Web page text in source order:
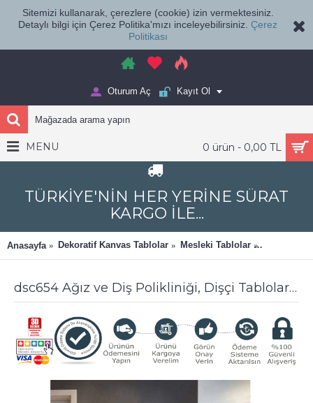
Sitemizi kullanarak, çerezlere (cookie) izin vermektesiniz.
Detaylı bilgi için Çerez Politika'mızı inceleyebilirsiniz. Çerez
Politikası
Oturum Aç Kayıt Ol
0 ürün - 0,00 TL
MENU
TÜRKİYE'NİN HER YERİNE SÜRAT
KARGO İLE...
Anasayfa Dekoratif Kanvas Tablolar Mesleki Tablolar
dsc654 Ağız ve Diş Polikliniği, Dişçi Tabloları, Diş Hekimi, Tablo